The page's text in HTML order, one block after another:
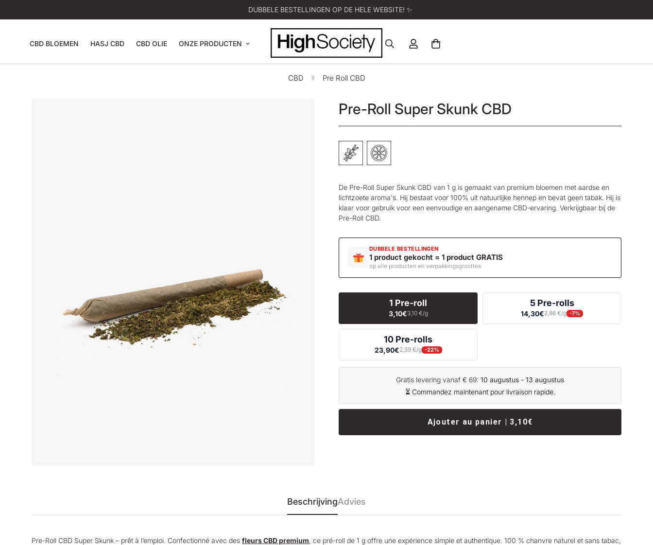
DUBBELE BESTELLINGEN OP DE HELE WEBSITE! ✨
CBD BLOEMEN HASJ CBD CBD OLIE ONZE PRODUCTEN
CBD Pre Roll CBD
Pre-Roll Super Skunk CBD
De Pre-Roll Super Skunk CBD van 1 g is gemaakt van premium bloemen met aardse en
lichtzoete aroma's. Hij bestaat voor 100% uit natuurlijke hennep en bevat geen tabak. Hij is
klaar voor gebruik voor een eenvoudige en aangename CBD-ervaring. Verkrijgbaar bij de
Pre-Roll CBD.
DUBBELE BESTELLINGEN
1 product gekocht = 1 product GRATIS
op alle producten en verpakkingsgroottes
1 Pre-roll
3,10€3,10 €/g
5 Pre-rolls
14,30€2,86 €/g -7%
10 Pre-rolls
23,90€2,39 €/g -22%
Gratis levering vanaf € 69: 10 augustus - 13 augustus
⏳ Commandez maintenant pour livraison rapide.
Ajouter au panier | 3,10€
BeschrijvingAdvies
Pre-Roll CBD Super Skunk – prêt à l’emploi. Confectionné avec des fleurs CBD premium, ce pré-roll de 1 g offre une expérience simple et authentique. 100 % chanvre naturel et sans tabac,